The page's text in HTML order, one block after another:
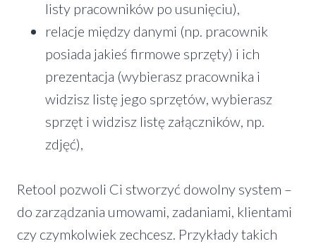
listy pracowników po usunięciu),
relacje między danymi (np. pracownik
posiada jakieś firmowe sprzęty) i ich
prezentacja (wybierasz pracownika i
widzisz listę jego sprzętów, wybierasz
sprzęt i widzisz listę załączników, np.
zdjęć),
Retool pozwoli Ci stworzyć dowolny system –
do zarządzania umowami, zadaniami, klientami
czy czymkolwiek zechcesz. Przykłady takich